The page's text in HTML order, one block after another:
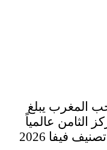
المغرب يبلغ
الثامن عالمياً
فيفا 2026